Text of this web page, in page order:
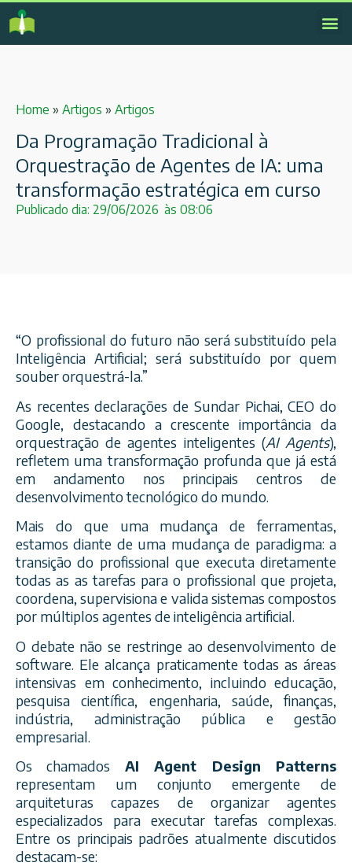
Home » Artigos » Artigos
Da Programação Tradicional à
Orquestração de Agentes de IA: uma
transformação estratégica em curso
Publicado dia: 29/06/2026 às 08:06
“O profissional do futuro não será substituído pela
Inteligência Artificial; será substituído por quem
souber orquestrá-la.”
As recentes declarações de Sundar Pichai, CEO do
Google, destacando a crescente importância da
orquestração de agentes inteligentes (AI Agents),
refletem uma transformação profunda que já está
em andamento nos principais centros de
desenvolvimento tecnológico do mundo.
Mais do que uma mudança de ferramentas,
estamos diante de uma mudança de paradigma: a
transição do profissional que executa diretamente
todas as as tarefas para o profissional que projeta,
coordena, supervisiona e valida sistemas compostos
por múltiplos agentes de inteligência artificial.
O debate não se restringe ao desenvolvimento de
software. Ele alcança praticamente todas as áreas
intensivas em conhecimento, incluindo educação,
pesquisa científica, engenharia, saúde, finanças,
indústria, administração pública e gestão
empresarial.
Os chamados AI Agent Design Patterns
representam um conjunto emergente de
arquiteturas capazes de organizar agentes
especializados para executar tarefas complexas.
Entre os principais padrões atualmente discutidos
destacam-se: